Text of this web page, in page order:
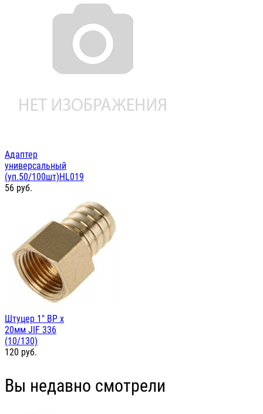
Адаптер
универсальный
(уп.50/100шт)HL019
56 руб.
Штуцер 1" ВР х
20мм JIF 336
(10/130)
120 руб.
Вы недавно смотрели